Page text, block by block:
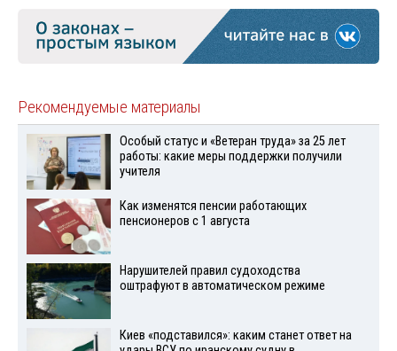
Рекомендуемые материалы
Особый статус и «Ветеран труда» за 25 лет
работы: какие меры поддержки получили
учителя
Как изменятся пенсии работающих
пенсионеров с 1 августа
Нарушителей правил судоходства
оштрафуют в автоматическом режиме
Киев «подставился»: каким станет ответ на